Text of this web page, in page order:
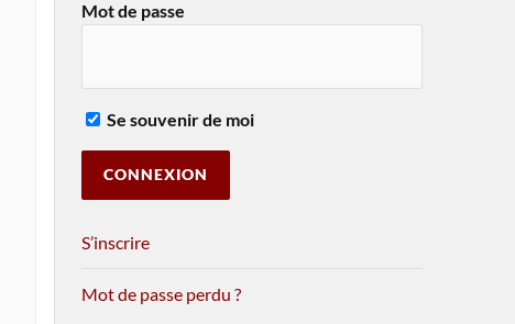
Mot de passe
Se souvenir de moi
S’inscrire
Mot de passe perdu ?